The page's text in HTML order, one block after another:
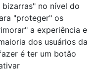
no nível do
"proteger" os
a experiência e
dos usuários da
é ter um botão